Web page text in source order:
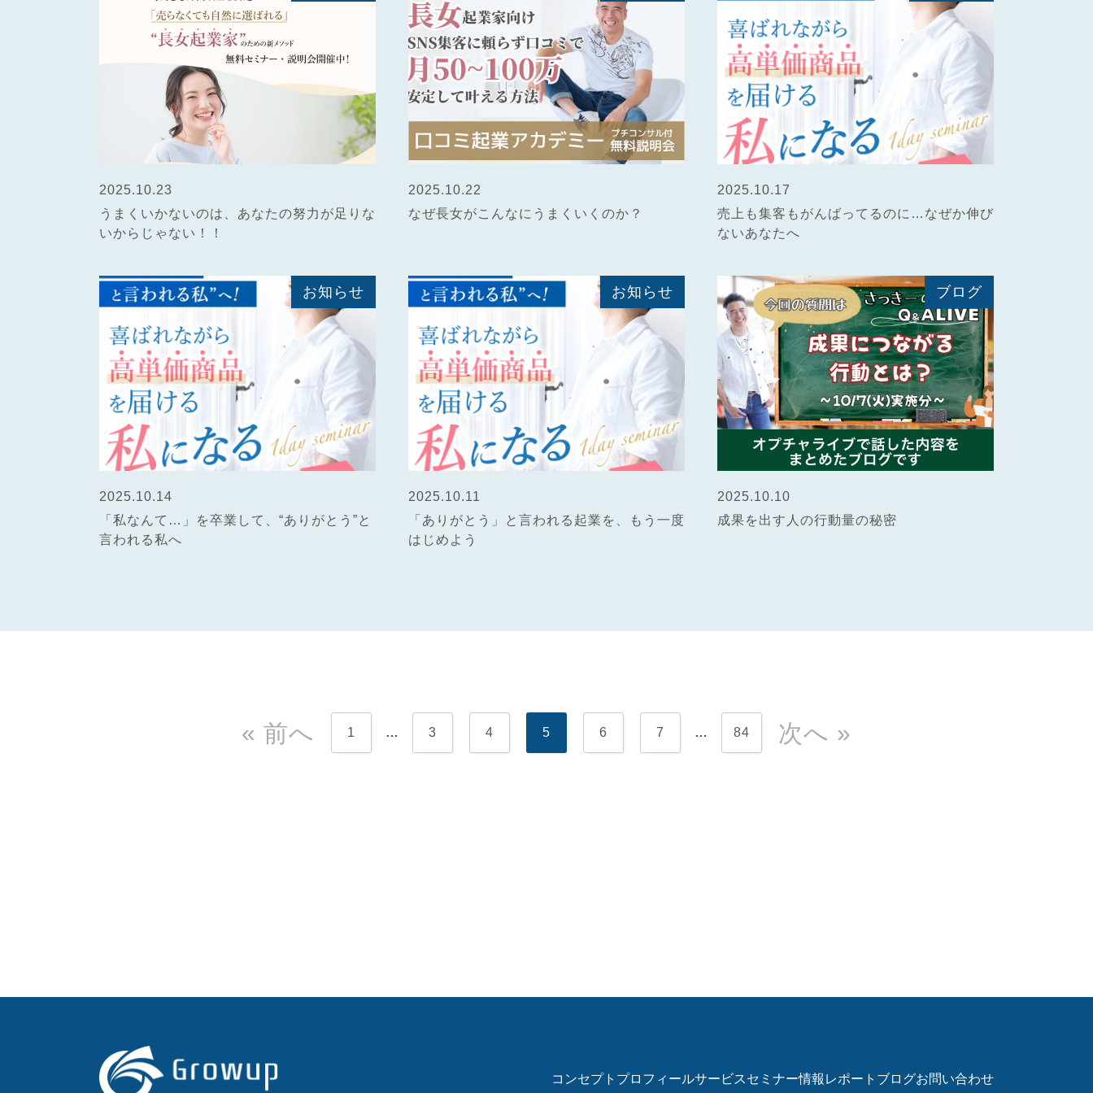
2025.10.23
うまくいかないのは、あなたの努力が足りな
いからじゃない！！
2025.10.22
なぜ長女がこんなにうまくいくのか？
2025.10.17
売上も集客もがんばってるのに…なぜか伸び
ないあなたへ
お知らせ
2025.10.14
「私なんて…」を卒業して、“ありがとう”と
言われる私へ
お知らせ
2025.10.11
「ありがとう」と言われる起業を、もう一度
はじめよう
ブログ
2025.10.10
成果を出す人の行動量の秘密
« 前へ 1 … 3 4 5 6 7 … 84 次へ »
コンセプト プロフィールサービスセミナー情報 レポート ブログお問い合わせ